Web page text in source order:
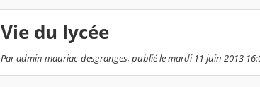
Vie du lycée
Par admin mauriac-desgranges, publié le mardi 11 juin 2013